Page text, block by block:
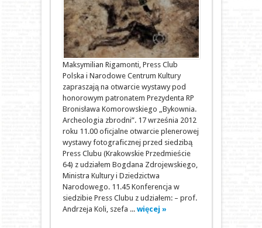
Maksymilian Rigamonti, Press Club
Polska i Narodowe Centrum Kultury
zapraszają na otwarcie wystawy pod
honorowym patronatem Prezydenta RP
Bronisława Komorowskiego „Bykownia.
Archeologia zbrodni”. 17 września 2012
roku 11.00 oficjalne otwarcie plenerowej
wystawy fotograficznej przed siedzibą
Press Clubu (Krakowskie Przedmieście
64) z udziałem Bogdana Zdrojewskiego,
Ministra Kultury i Dziedzictwa
Narodowego. 11.45 Konferencja w
siedzibie Press Clubu z udziałem: – prof.
Andrzeja Koli, szefa ... więcej »